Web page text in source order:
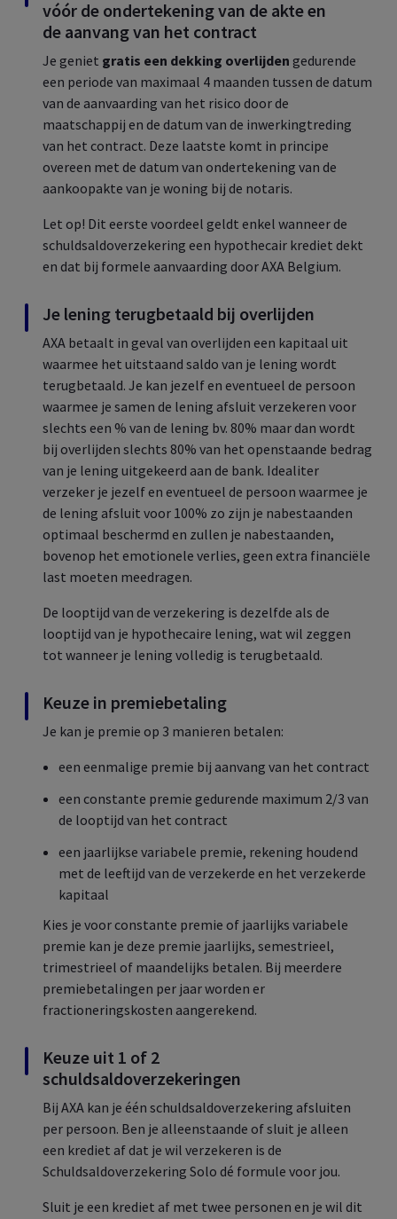
vóór de ondertekening van de akte en
de aanvang van het contract
Je geniet gratis een dekking overlijden gedurende
een periode van maximaal 4 maanden tussen de datum
van de aanvaarding van het risico door de
maatschappij en de datum van de inwerkingtreding
van het contract. Deze laatste komt in principe
overeen met de datum van ondertekening van de
aankoopakte van je woning bij de notaris.
Let op! Dit eerste voordeel geldt enkel wanneer de
schuldsaldoverzekering een hypothecair krediet dekt
en dat bij formele aanvaarding door AXA Belgium.
Je lening terugbetaald bij overlijden
AXA betaalt in geval van overlijden een kapitaal uit
waarmee het uitstaand saldo van je lening wordt
terugbetaald. Je kan jezelf en eventueel de persoon
waarmee je samen de lening afsluit verzekeren voor
slechts een % van de lening bv. 80% maar dan wordt
bij overlijden slechts 80% van het openstaande bedrag
van je lening uitgekeerd aan de bank. Idealiter
verzeker je jezelf en eventueel de persoon waarmee je
de lening afsluit voor 100% zo zijn je nabestaanden
optimaal beschermd en zullen je nabestaanden,
bovenop het emotionele verlies, geen extra financiële
last moeten meedragen.
De looptijd van de verzekering is dezelfde als de
looptijd van je hypothecaire lening, wat wil zeggen
tot wanneer je lening volledig is terugbetaald.
Keuze in premiebetaling
Je kan je premie op 3 manieren betalen:
een eenmalige premie bij aanvang van het contract
een constante premie gedurende maximum 2/3 van
de looptijd van het contract
een jaarlijkse variabele premie, rekening houdend
met de leeftijd van de verzekerde en het verzekerde
kapitaal
Kies je voor constante premie of jaarlijks variabele
premie kan je deze premie jaarlijks, semestrieel,
trimestrieel of maandelijks betalen. Bij meerdere
premiebetalingen per jaar worden er
fractioneringskosten aangerekend.
Keuze uit 1 of 2
schuldsaldoverzekeringen
Bij AXA kan je één schuldsaldoverzekering afsluiten
per persoon. Ben je alleenstaande of sluit je alleen
een krediet af dat je wil verzekeren is de
Schuldsaldoverzekering Solo dé formule voor jou.
Sluit je een krediet af met twee personen en je wil dit